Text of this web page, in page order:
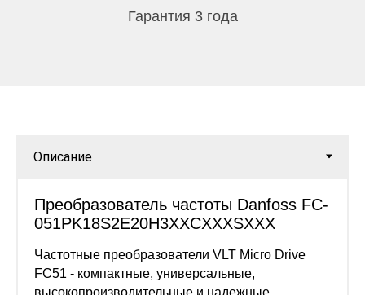
Гарантия 3 года
Преобразователь частоты Danfoss FC-
051PK18S2E20H3XXCXXXSXXX
Частотные преобразователи VLT Micro Drive
FC51 - компактные, универсальные,